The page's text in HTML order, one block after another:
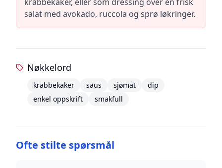
salat med avokado, ruccola og sprø løkringer.
Nøkkelord
krabbekaker saus sjømat
dip
enkel oppskrift
smakfull
Ofte stilte spørsmål